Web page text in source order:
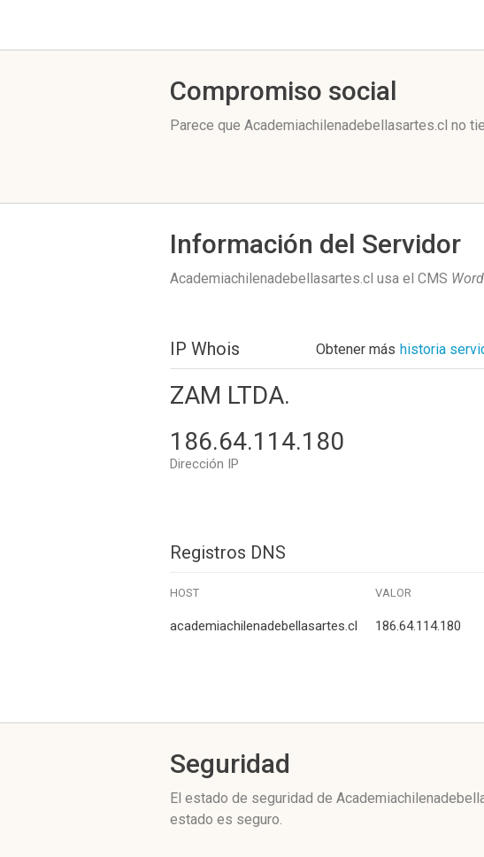
Compromiso social
Parece que Academiachilenadebellasartes.cl no
Información del Servidor
Academiachilenadebellasartes.cl usa el CMS
IP Whois Obtener más historia
ZAM LTDA.
186.64.114.180
Dirección IP
Registros DNS
HOST VALOR
academiachilenadebellasartes.cl 186.64.114.180
Seguridad
El estado de seguridad de
estado es seguro.